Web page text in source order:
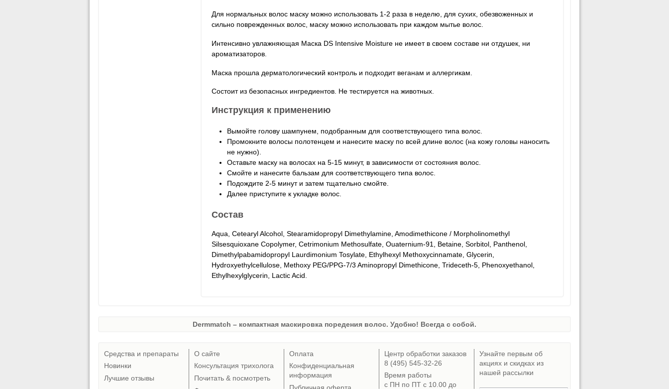
Для нормальных волос маску можно использовать 1-2 раза в неделю, для сухих, обезвоженных и
сильно поврежденных волос, маску можно использовать при каждом мытье волос.
Интенсивно увлажняющая Маска DS Intensive Moisture не имеет в своем составе ни отдушек, ни
ароматизаторов.
Маска прошла дерматологический контроль и подходит веганам и аллергикам.
Состоит из безопасных ингредиентов. Не тестируется на животных.
Инструкция к применению
Вымойте голову шампунем, подобранным для соответствующего типа волос.
Промокните волосы полотенцем и нанесите маску по всей длине волос (на кожу головы наносить
не нужно).
Оставьте маску на волосах на 5-15 минут, в зависимости от состояния волос.
Смойте и нанесите бальзам для соответствующего типа волос.
Подождите 2-5 минут и затем тщательно смойте.
Далее приступите к укладке волос.
Состав
Aqua, Cetearyl Alcohol, Stearamidopropyl Dimethylamine, Amodimethicone / Morpholinomethyl
Silsesquioxane Copolymer, Cetrimonium Methosulfate, Ouaternium-91, Betaine, Sorbitol, Panthenol,
Dimethylpabamidopropyl Laurdimonium Tosylate, Ethylhexyl Methoxycinnamate, Glycerin,
Hydroxyethylcellulose, Methoxy PEG/PPG-7/3 Aminopropyl Dimethicone, Trideceth-5, Phenoxyethanol,
Ethylhexylglycerin, Lactic Acid.
Dermmatch – компактная маскировка поредения волос. Удобно! Всегда с собой.
Средства и препараты
Новинки
Лучшие отзывы
О сайте
Консультация трихолога
Почитать & посмотреть
Оплата
Конфиденциальная
информация
Центр обработки заказов
8 (495) 545-32-26
Время работы
с ПН по ПТ с 10.00 до
Узнайте первым об
акциях и скидках из
нашей рассылки